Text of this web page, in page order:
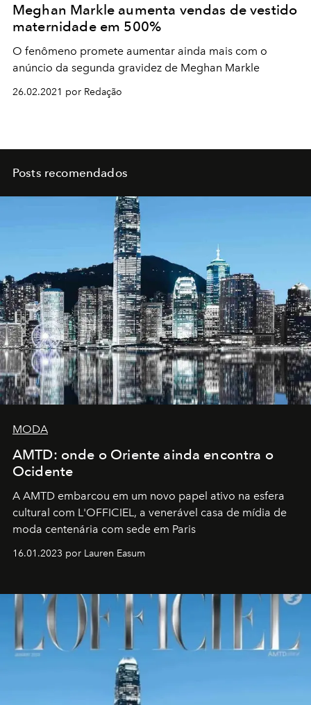
Meghan Markle aumenta vendas de vestido
maternidade em 500%
O fenômeno promete aumentar ainda mais com o
anúncio da segunda gravidez de Meghan Markle
26.02.2021 por Redação
Posts recomendados
MODA
AMTD: onde o Oriente ainda encontra o
Ocidente
A AMTD embarcou em um novo papel ativo na esfera
cultural com L'OFFICIEL, a venerável casa de mídia de
moda centenária com sede em Paris
16.01.2023 por Lauren Easum